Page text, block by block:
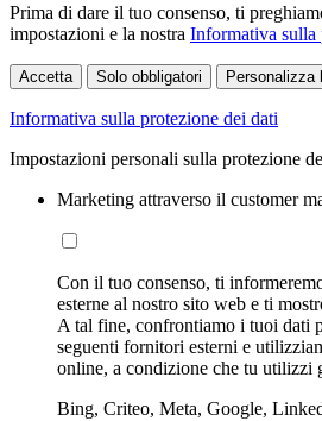
Prima di dare il tuo consenso, ti
impostazioni e la nostra Informativa sulla
Accetta Solo obbligatori Personalizza
Informativa sulla protezione dei dati
Impostazioni personali sulla protezione
Marketing attraverso il customer
Con il tuo consenso, ti
esterne al nostro sito web e ti
A tal fine, confrontiamo i tuoi dati
seguenti fornitori esterni e
online, a condizione che tu utilizzi
Bing, Criteo, Meta, Google,